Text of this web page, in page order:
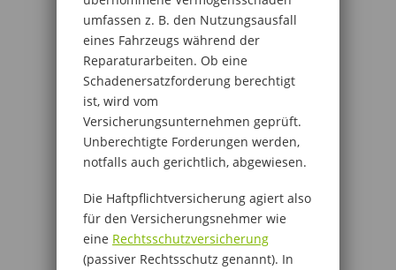
umfassen z. B. den Nutzungsausfall
eines Fahrzeugs während der
Reparaturarbeiten. Ob eine
Schadenersatzforderung berechtigt
ist, wird vom
Versicherungsunternehmen geprüft.
Unberechtigte Forderungen werden,
notfalls auch gerichtlich, abgewiesen.
Die Haftpflichtversicherung agiert also
für den Versicherungsnehmer wie
eine Rechtsschutzversicherung
(passiver Rechtsschutz genannt). In